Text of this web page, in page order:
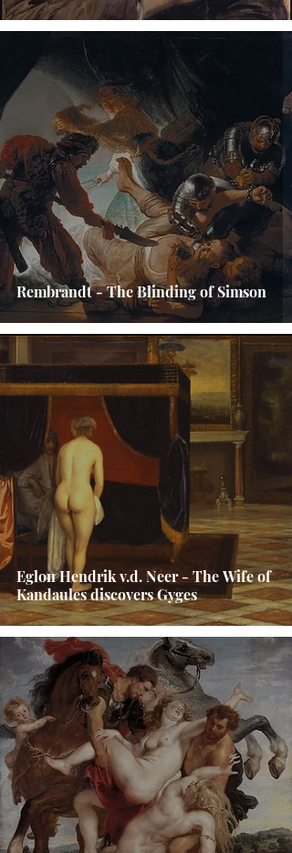
Rembrandt - The Blinding of Simson
Eglon Hendrik v.d. Neer - The Wife of
Kandaules discovers Gyges